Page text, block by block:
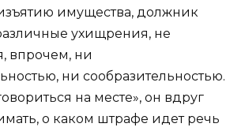
имущества, должник
ухищрения, не
впрочем, ни
ни сообразительностью.
на месте», он вдруг
о каком штрафе идет речь